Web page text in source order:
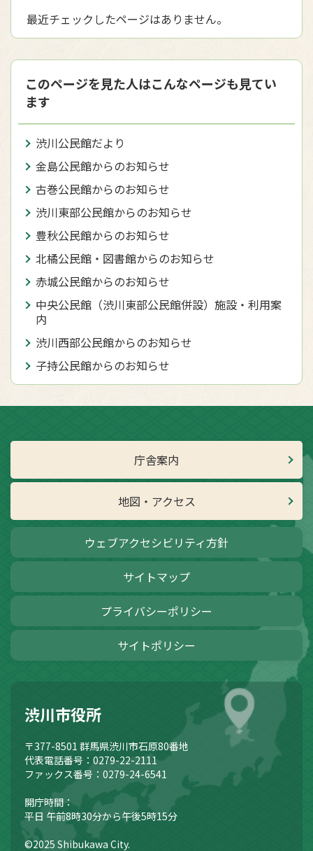
最近チェックしたページはありません。
このページを見た人はこんなページも見てい
ます
渋川公民館だより
金島公民館からのお知らせ
古巻公民館からのお知らせ
渋川東部公民館からのお知らせ
豊秋公民館からのお知らせ
北橘公民館・図書館からのお知らせ
赤城公民館からのお知らせ
中央公民館（渋川東部公民館併設）施設・利用案
内
渋川西部公民館からのお知らせ
子持公民館からのお知らせ
庁舎案内
地図・アクセス
ウェブアクセシビリティ方針
サイトマップ
プライバシーポリシー
サイトポリシー
渋川市役所
〒377-8501 群馬県渋川市石原80番地
代表電話番号：0279-22-2111
ファックス番号：0279-24-6541
開庁時間：
平日 午前8時30分から午後5時15分
©2025 Shibukawa City.